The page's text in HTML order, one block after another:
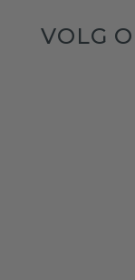
VOLG